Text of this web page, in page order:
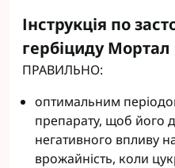
Інструкція по
гербіциду Мортал
ПРАВИЛЬНО:
оптимальним
препарату, щоб його
негативного впливу
врожайність, коли